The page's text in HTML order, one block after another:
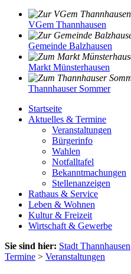
VGem Thannhausen
Gemeinde Balzhausen
Markt Münsterhausen
Thannhauser Sommer
Startseite
Aktuelles & Termine
Veranstaltungen
Bürgerinfo
Wahlen
Notfalltafel
Bekanntmachungen
Stellenanzeigen
Rathaus & Service
Leben & Wohnen
Kultur & Freizeit
Wirtschaft & Gewerbe
Sie sind hier: Stadt Thannhausen
Termine > Veranstaltungen